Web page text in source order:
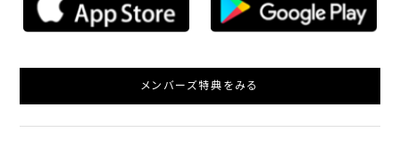
メンバーズ特典をみる